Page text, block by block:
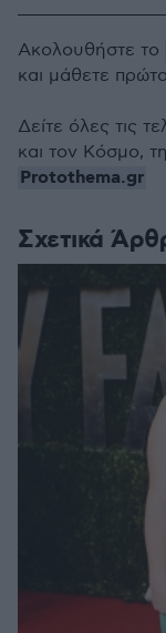
Σχετικά
Ακολουθήστε το
και μάθετε
Δείτε όλες τις
και τον Κόσμο,
Protothema.gr